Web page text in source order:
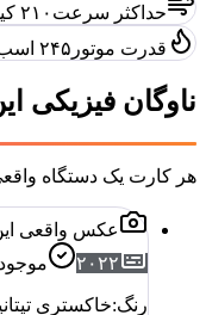
حداکثر سرعت ۲۱۰ کیلومتر/ساعت
قدرت موتور ۲۴۵ اسب بخار
ناوگان فیزیکی
هر کارت یک دستگاه
عکس واقعی
۲۰۲۲
موجود
رنگ:خاکستری